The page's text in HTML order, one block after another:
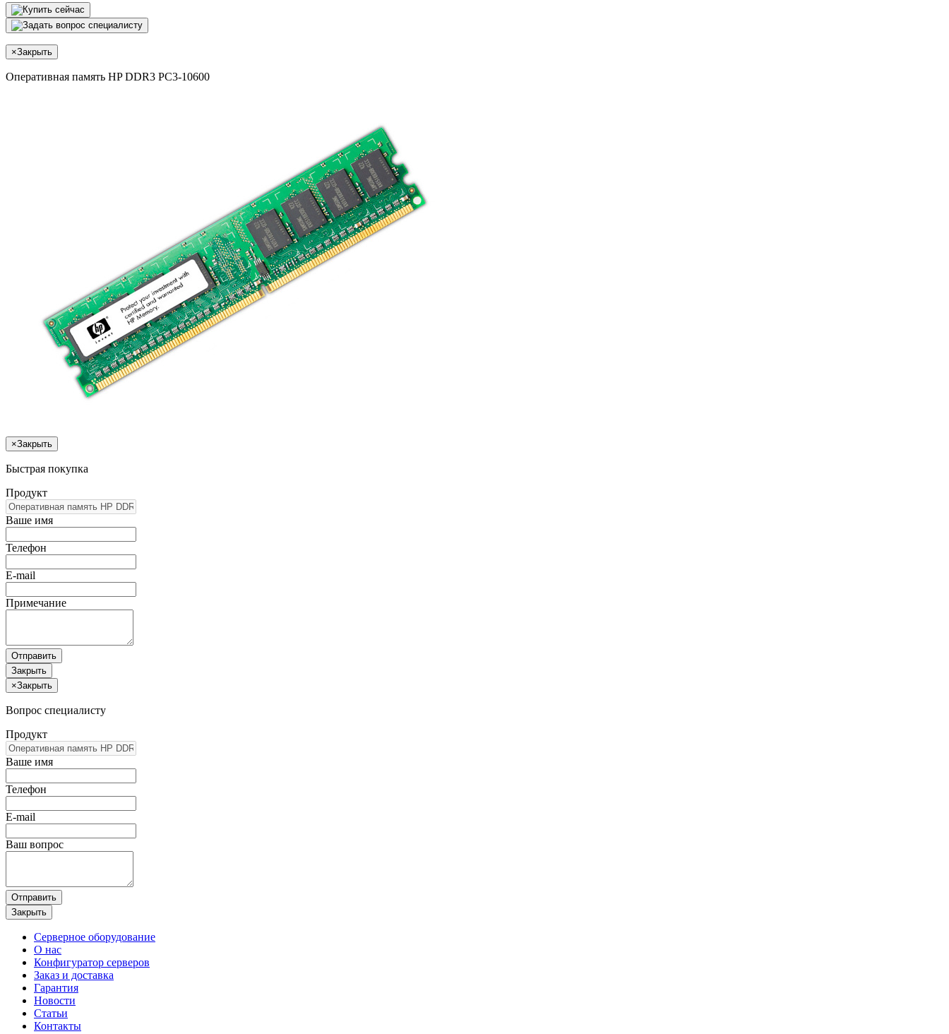
×Закрыть
Оперативная память HP DDR3 PC3-10600
×Закрыть
Быстрая покупка
Продукт
Ваше имя
Телефон
E-mail
Примечание
Отправить
Закрыть
×Закрыть
Вопрос специалисту
Продукт
Ваше имя
Телефон
E-mail
Ваш вопрос
Отправить
Закрыть
Серверное оборудование
О нас
Конфигуратор серверов
Заказ и доставка
Гарантия
Новости
Статьи
Контакты